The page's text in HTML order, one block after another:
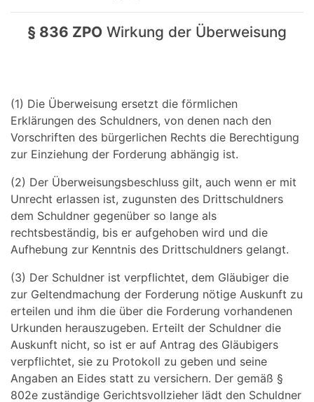
§ 836 ZPO Wirkung der Überweisung
(1) Die Überweisung ersetzt die förmlichen
Erklärungen des Schuldners, von denen nach den
Vorschriften des bürgerlichen Rechts die Berechtigung
zur Einziehung der Forderung abhängig ist.
(2) Der Überweisungsbeschluss gilt, auch wenn er mit
Unrecht erlassen ist, zugunsten des Drittschuldners
dem Schuldner gegenüber so lange als
rechtsbeständig, bis er aufgehoben wird und die
Aufhebung zur Kenntnis des Drittschuldners gelangt.
(3) Der Schuldner ist verpflichtet, dem Gläubiger die
zur Geltendmachung der Forderung nötige Auskunft zu
erteilen und ihm die über die Forderung vorhandenen
Urkunden herauszugeben. Erteilt der Schuldner die
Auskunft nicht, so ist er auf Antrag des Gläubigers
verpflichtet, sie zu Protokoll zu geben und seine
Angaben an Eides statt zu versichern. Der gemäß §
802e zuständige Gerichtsvollzieher lädt den Schuldner